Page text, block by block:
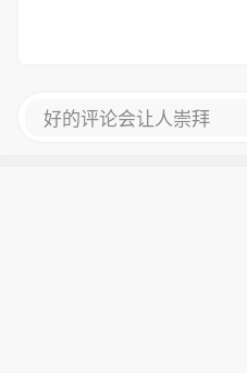
好的评论会让人崇拜